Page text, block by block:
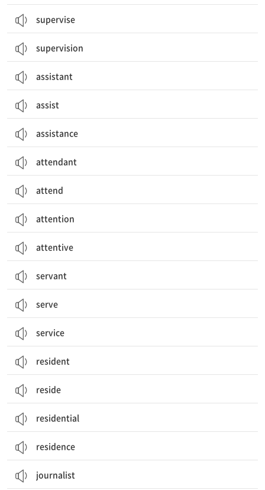
supervise
supervision
assistant
assist
assistance
attendant
attend
attention
attentive
servant
serve
service
resident
reside
residential
residence
journalist